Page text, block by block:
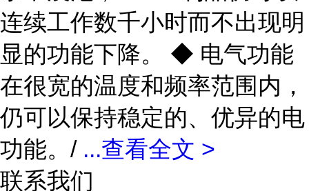
连续工作数千小时而不出现明
显的功能下降。 ◆ 电气功能
在很宽的温度和频率范围内，
仍可以保持稳定的、优异的电
功能。/ ...查看全文 >
联系我们